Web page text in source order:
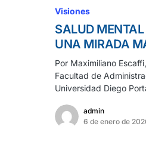
Visiones
SALUD
UNA MIRADA
Por Maximiliano
Facultad de
Universidad Diego
admin
6 de enero de